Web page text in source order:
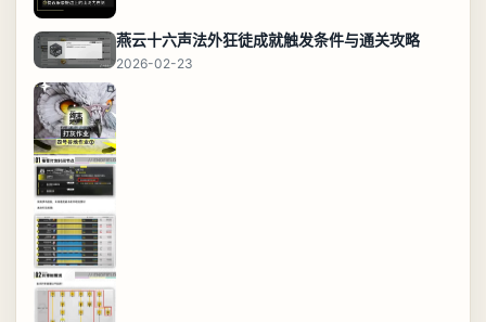
燕云十六声法外狂徒成就触发条件与通关攻略
2026-02-23